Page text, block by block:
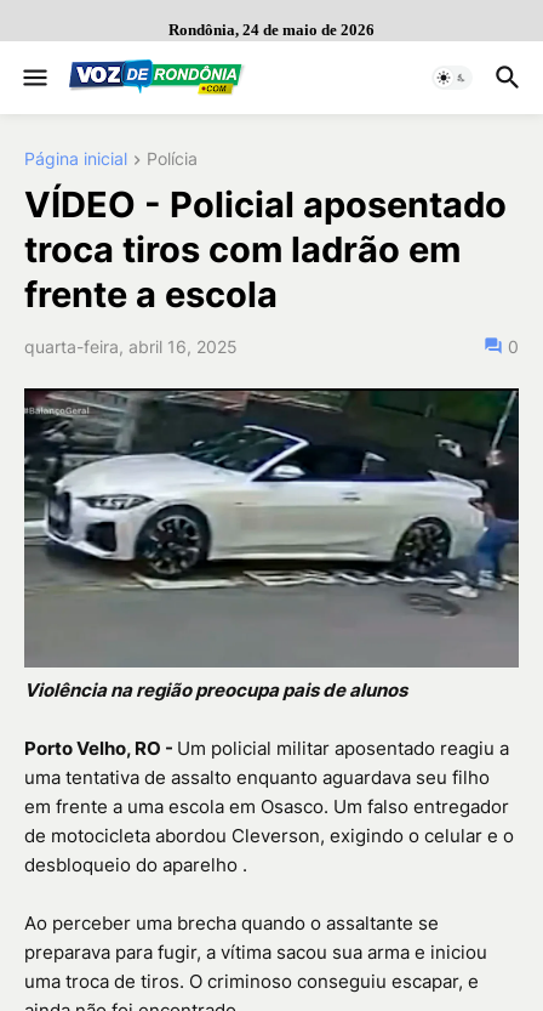
Rondônia, 24 de maio de 2026
Página inicial Polícia
VÍDEO - Policial aposentado
troca tiros com ladrão em
frente a escola
quarta-feira, abril 16, 2025 0
Violência na região preocupa pais de alunos
Porto Velho, RO - Um policial militar aposentado reagiu a
uma tentativa de assalto enquanto aguardava seu filho
em frente a uma escola em Osasco. Um falso entregador
de motocicleta abordou Cleverson, exigindo o celular e o
desbloqueio do aparelho .
Ao perceber uma brecha quando o assaltante se
preparava para fugir, a vítima sacou sua arma e iniciou
uma troca de tiros. O criminoso conseguiu escapar, e